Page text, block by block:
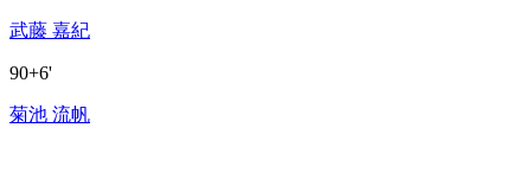
武藤 嘉紀
90+6'
菊池 流帆